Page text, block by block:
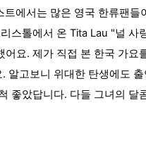
트에서는 많은 영국 한류팬들
스톨에서 온 Tita Lau "널 사
어요. 제가 직접 본 한국 가요
알고보니 위대한 탄생에도
좋았답니다. 다들 그녀의 달